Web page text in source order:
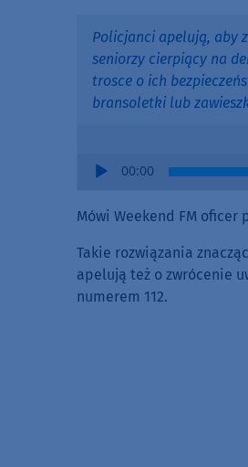
Policjanci apelują, aby
seniorzy cierpiący na
trosce o ich
bransoletki lub
Audio
00:00
Mówi Weekend FM oficer
Takie rozwiązania
apelują też o zwrócenie
numerem 112.